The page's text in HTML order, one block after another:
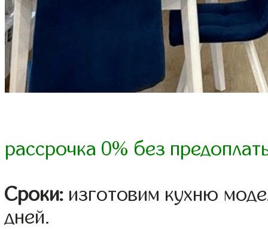
рассрочка 0% без
Сроки: изготовим кухню
дней.